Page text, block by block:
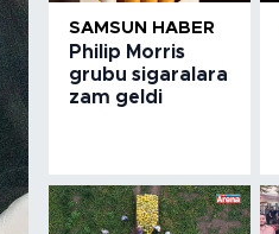
SAMSUN HABER
Philip Morris
grubu sigaralara
zam geldi